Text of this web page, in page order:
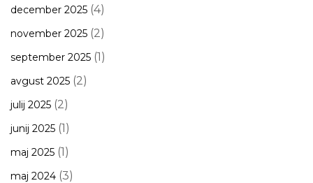
december 2025 (4)
november 2025 (2)
september 2025 (1)
avgust 2025 (2)
julij 2025 (2)
junij 2025 (1)
maj 2025 (1)
maj 2024 (3)